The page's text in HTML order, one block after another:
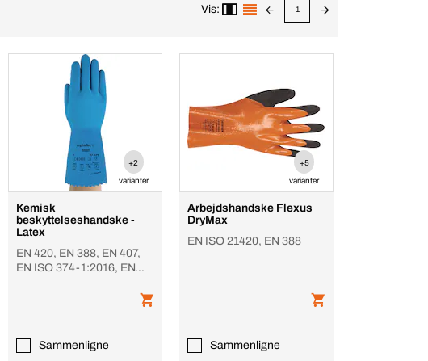
Vis: 1
+2
varianter
Kemisk
beskyttelseshandske -
Latex
EN 420, EN 388, EN 407,
EN ISO 374-1:2016, EN
Sammenligne
+5
varianter
Arbejdshandske Flexus
DryMax
EN ISO 21420, EN 388
Sammenligne